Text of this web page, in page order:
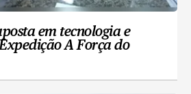
em tecnologia e
A Força do